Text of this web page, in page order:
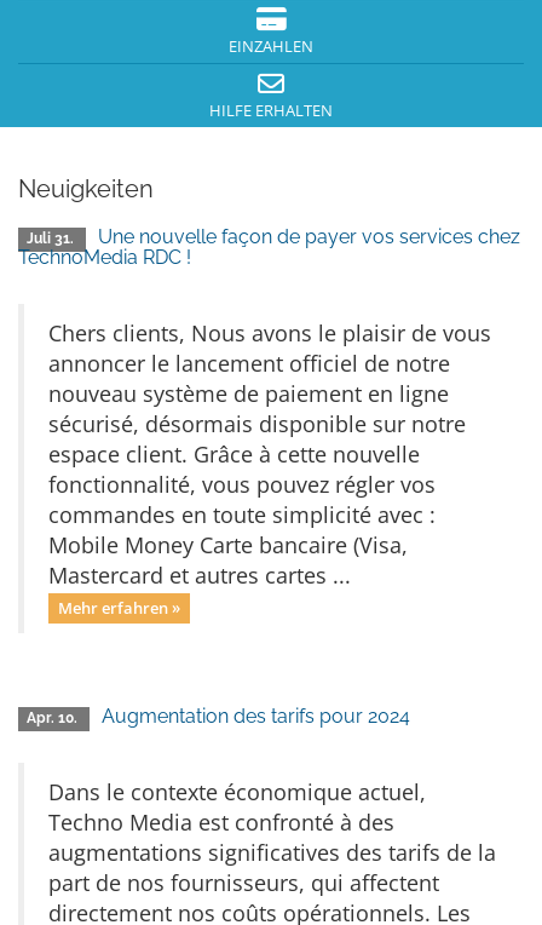
EINZAHLEN
HILFE ERHALTEN
Neuigkeiten
Juli 31.
Une nouvelle façon de payer vos services chez
TechnoMedia RDC !
Chers clients, Nous avons le plaisir de vous
annoncer le lancement officiel de notre
nouveau système de paiement en ligne
sécurisé, désormais disponible sur notre
espace client. Grâce à cette nouvelle
fonctionnalité, vous pouvez régler vos
commandes en toute simplicité avec :
Mobile Money Carte bancaire (Visa,
Mastercard et autres cartes ...
Mehr erfahren »
Apr. 10. Augmentation des tarifs pour 2024
Dans le contexte économique actuel,
Techno Media est confronté à des
augmentations significatives des tarifs de la
part de nos fournisseurs, qui affectent
directement nos coûts opérationnels. Les